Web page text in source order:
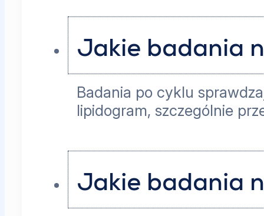
Jakie badania
Badania po cyklu
lipidogram, szczególnie
Jakie badania